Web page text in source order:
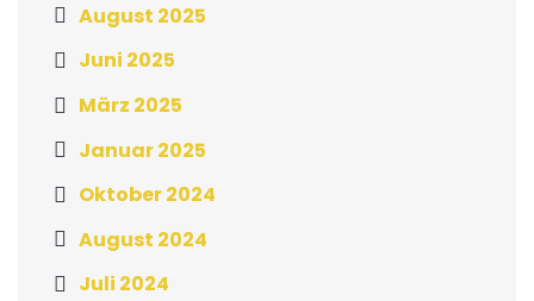
August 2025
Juni 2025
März 2025
Januar 2025
Oktober 2024
August 2024
Juli 2024